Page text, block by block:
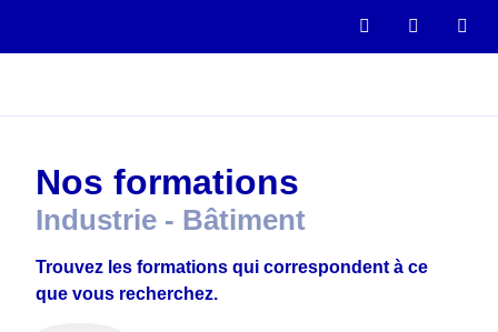
Nos formations
Industrie - Bâtiment
Trouvez les formations qui correspondent à ce
que vous recherchez.